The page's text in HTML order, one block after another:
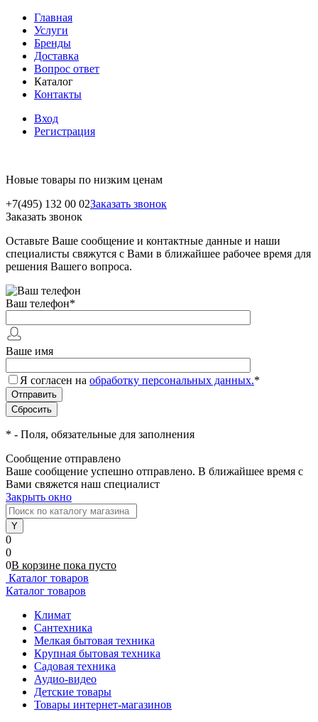
Главная
Услуги
Бренды
Доставка
Вопрос ответ
Каталог
Контакты
Вход
Регистрация
Новые товары по низким ценам
+7(495) 132 00 02Заказать звонок
Заказать звонок
Оставьте Ваше сообщение и контактные данные и наши
специалисты свяжутся с Вами в ближайшее рабочее время для
решения Вашего вопроса.
Ваш телефон*
Ваше имя
Я согласен на обработку персональных данных.*
* - Поля, обязательные для заполнения
Сообщение отправлено
Ваше сообщение успешно отправлено. В ближайшее время с
Вами свяжется наш специалист
Закрыть окно
0
0
0В корзине пока пусто
Каталог товаров
Каталог товаров
Климат
Сантехника
Мелкая бытовая техника
Крупная бытовая техника
Садовая техника
Аудио-видео
Детские товары
Товары интернет-магазинов